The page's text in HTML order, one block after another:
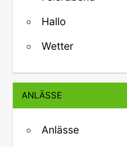
Hallo
Wetter
ANLÄSSE
Anlässe